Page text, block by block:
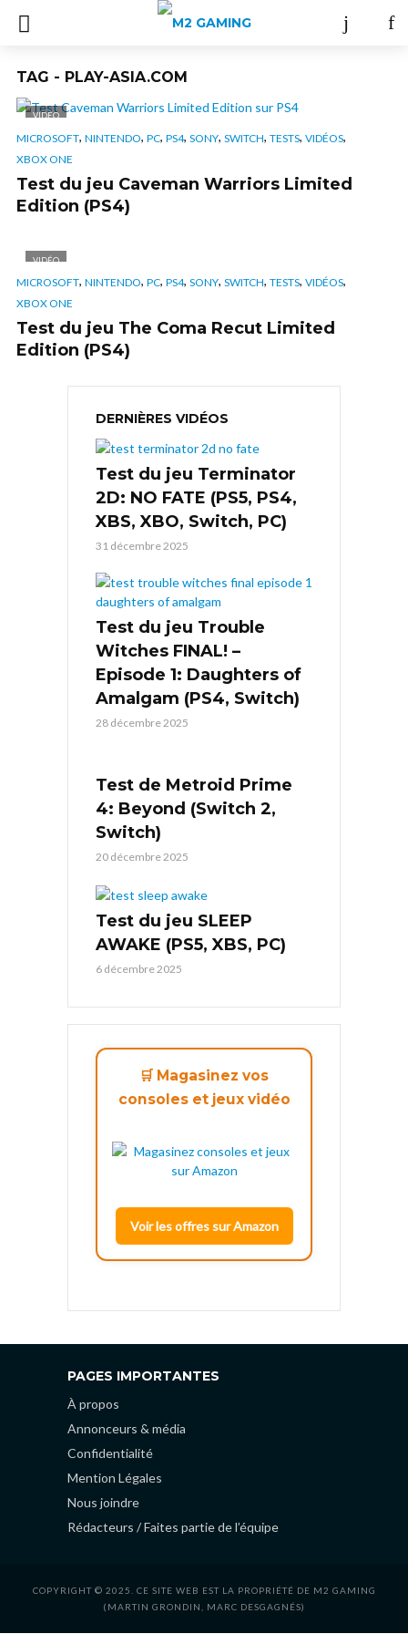
TAG - PLAY-ASIA.COM
VIDÉO
MICROSOFT, NINTENDO, PC, PS4, SONY, SWITCH, TESTS, VIDÉOS,
XBOX ONE
Test du jeu Caveman Warriors Limited
Edition (PS4)
VIDÉO
MICROSOFT, NINTENDO, PC, PS4, SONY, SWITCH, TESTS, VIDÉOS,
XBOX ONE
Test du jeu The Coma Recut Limited
Edition (PS4)
DERNIÈRES VIDÉOS
Test du jeu Terminator
2D: NO FATE (PS5, PS4,
XBS, XBO, Switch, PC)
31 décembre 2025
Test du jeu Trouble
Witches FINAL! –
Episode 1: Daughters of
Amalgam (PS4, Switch)
28 décembre 2025
Test de Metroid Prime
4: Beyond (Switch 2,
Switch)
20 décembre 2025
Test du jeu SLEEP
AWAKE (PS5, XBS, PC)
6 décembre 2025
🛒 Magasinez vos
consoles et jeux vidéo
Voir les offres sur Amazon
PAGES IMPORTANTES
À propos
Annonceurs & média
Confidentialité
Mention Légales
Nous joindre
Rédacteurs / Faites partie de l’équipe
COPYRIGHT © 2025. CE SITE WEB EST LA PROPRIÉTÉ DE M2 GAMING
(MARTIN GRONDIN, MARC DESGAGNÉS)